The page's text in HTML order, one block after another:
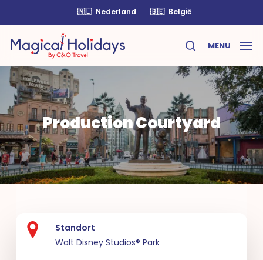
main
content
🇳🇱 Nederland 🇧🇪 België
search
MENU
Production Courtyard
Standort
Walt Disney Studios® Park